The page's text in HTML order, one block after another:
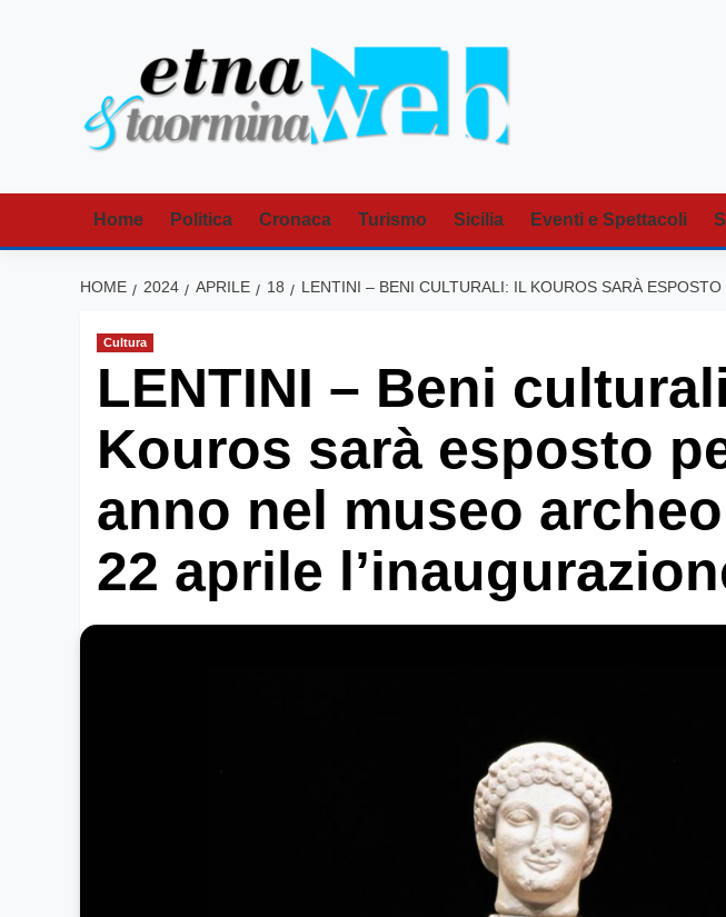
Home Politica Cronaca Turismo Sicilia Eventi e Spettacoli
HOME 2024 APRILE 18 LENTINI – BENI CULTURALI: IL KOUROS SARÀ
Cultura
LENTINI – Beni
Kouros sarà esposto
anno nel museo
22 aprile